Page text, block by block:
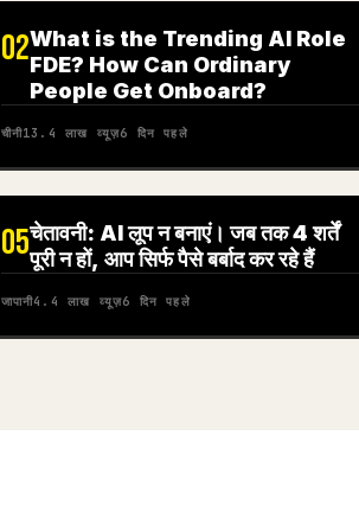
02What is the Trending AI Role
FDE? How Can Ordinary
People Get Onboard?
चीनी13.4 लाख व्यूज़6 दिन पहले
05चेतावनी: AI लूप न बनाएं। जब तक 4 शर्तें
पूरी न हों, आप सिर्फ पैसे बर्बाद कर रहे हैं
जापानी4.4 लाख व्यूज़6 दिन पहले